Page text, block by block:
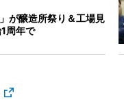
が醸造所祭り＆工場見
周年で